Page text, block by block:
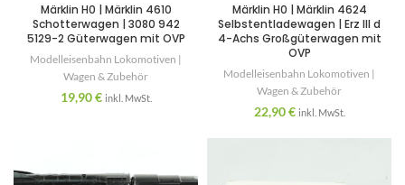
Märklin H0 | Märklin 4610
Schotterwagen | 3080 942
5129-2 Güterwagen mit OVP
Modelleisenbahn Lokomotiven |
Wagen & Zubehör
19,90€ inkl. MwSt.
Märklin H0 | Märklin 4624
Selbstentladewagen | Erz III d
4-Achs Großgüterwagen mit
OVP
Modelleisenbahn Lokomotiven |
Wagen & Zubehör
22,90€ inkl. MwSt.